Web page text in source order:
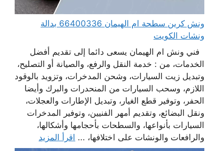
ونش كرين سطحة ام الهيمان 66400336 بدالة
ونشات الكويت
فني ونش ام الهيمان يسعى دائما إلى تقديم أفضل
الخدمات، من : خدمة النقل والرفع، والصيانة أو التصليح،
وتبديل زيت السيارات، وشحن المدخرات، وتزويد بالوقود
اللازم، وسحب السيارات من المنحدرات والبرك وأيضا
الحفر، وتوفير قطع الغيار، وتبديل الإطارات والعجلات،
ونقل البضائع، وتقديم أمهر الفنيين، وتوفير المدخرات
السيارات بأنواعها، والسطحات بأحجامها وأشكالها،
والرافعات والونشات على اختلافها، ... اقرأ المزيد